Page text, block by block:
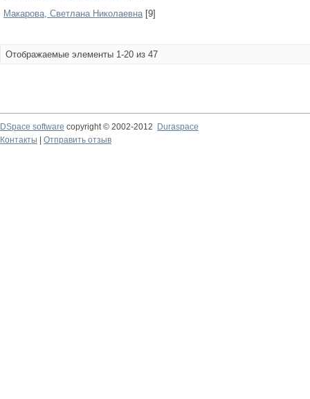
Макарова, Светлана Николаевна[9]
Отображаемые элементы 1-20 из 47
DSpace software copyright © 2002-2012
Duraspace
Контакты
Отправить отзыв